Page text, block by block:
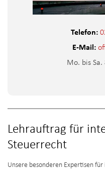
Telefon:
E-Mail:
Mo. bis
Lehrauftrag für
Steuerrecht
Unsere besonderen Expertisen